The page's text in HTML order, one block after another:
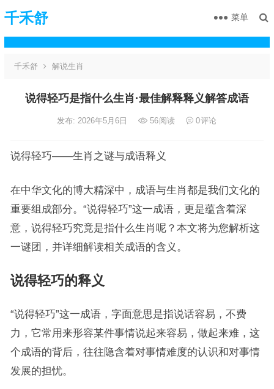
千禾舒 菜单
千禾舒 解说生肖
说得轻巧是指什么生肖·最佳解释释义解答成语
发布: 2026年5月6日 56阅读 0评论
说得轻巧——生肖之谜与成语释义
在中华文化的博大精深中，成语与生肖都是我们文化的
重要组成部分。“说得轻巧”这一成语，更是蕴含着深
意，说得轻巧究竟是指什么生肖呢？本文将为您解析这
一谜团，并详细解读相关成语的含义。
说得轻巧的释义
“说得轻巧”这一成语，字面意思是指说话容易，不费
力，它常用来形容某件事情说起来容易，做起来难，这
个成语的背后，往往隐含着对事情难度的认识和对事情
发展的担忧。